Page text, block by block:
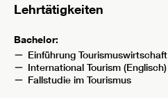
Lehrtätigkeiten
Bachelor:
Einführung Tourismuswirtschaft
International Tourism (Englisch)
Fallstudie im Tourismus